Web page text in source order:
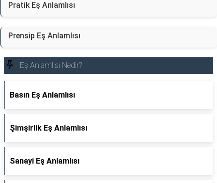
Pratik Eş Anlamlısı
Prensip Eş Anlamlısı
Eş Anlamlısı Nedir?
Basın Eş Anlamlısı
Şimşirlik Eş Anlamlısı
Sanayi Eş Anlamlısı